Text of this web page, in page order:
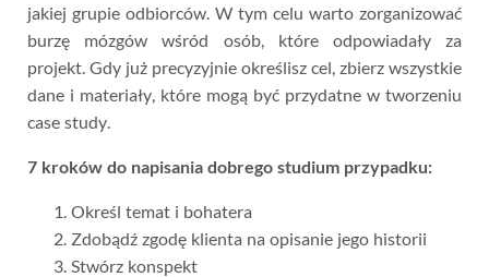
jakiej grupie odbiorców. W tym celu warto zorganizować
burzę mózgów wśród osób, które odpowiadały za
projekt. Gdy już precyzyjnie określisz cel, zbierz wszystkie
dane i materiały, które mogą być przydatne w tworzeniu
case study.
7 kroków do napisania dobrego studium przypadku:
Określ temat i bohatera
Zdobądź zgodę klienta na opisanie jego historii
Stwórz konspekt